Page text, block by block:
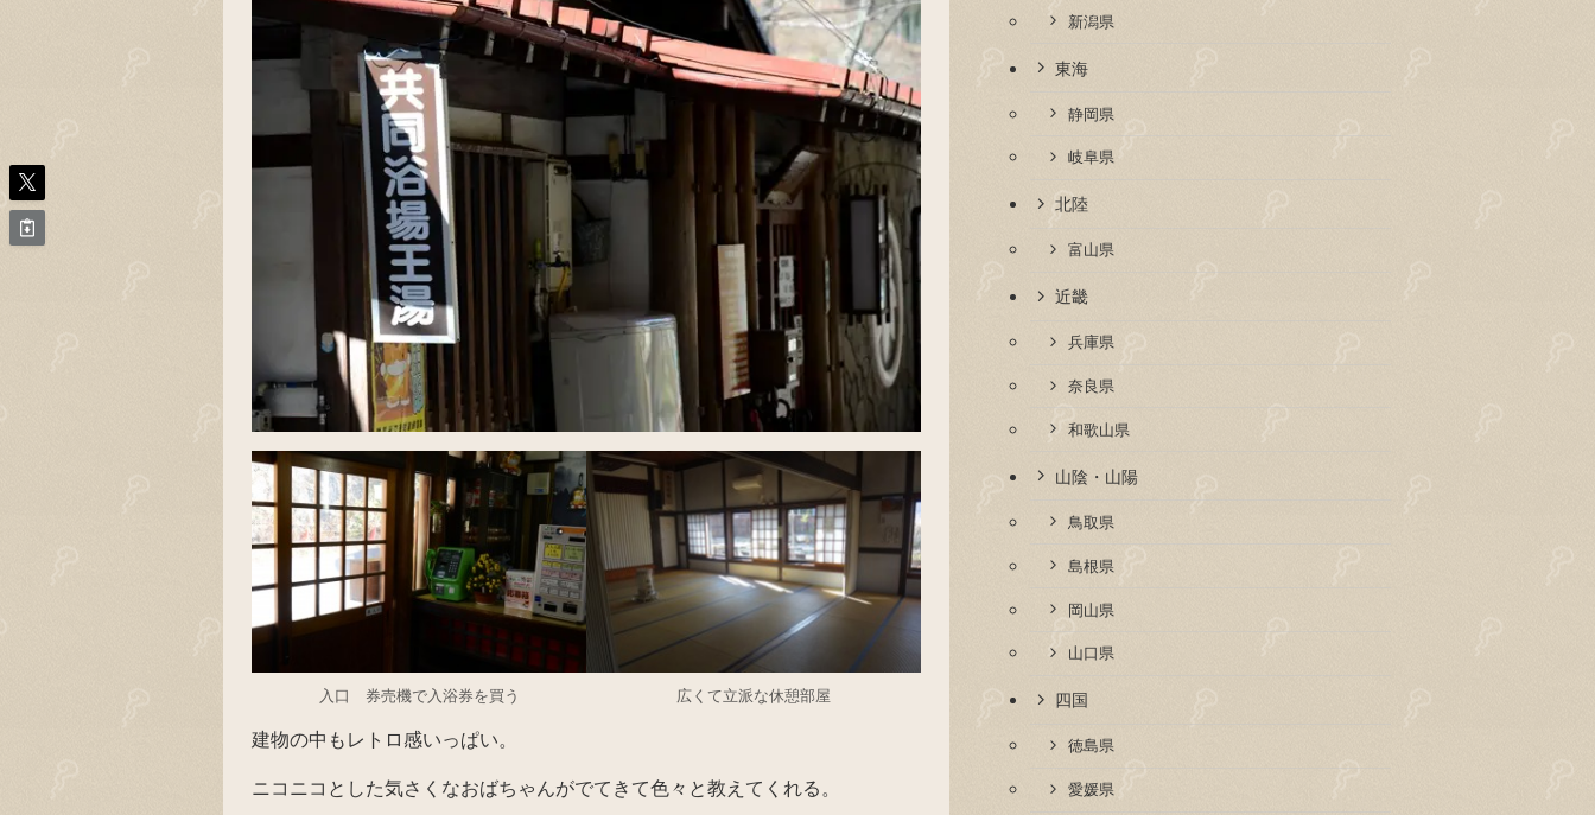
入口 券売機で入浴券を買う 広くて立派な休憩部屋
建物の中もレトロ感いっぱい。
ニコニコとした気さくなおばちゃんがでてきて色々と教えてくれる。
新潟県
東海
静岡県
岐阜県
北陸
富山県
近畿
兵庫県
奈良県
和歌山県
山陰・山陽
鳥取県
島根県
岡山県
山口県
四国
徳島県
愛媛県